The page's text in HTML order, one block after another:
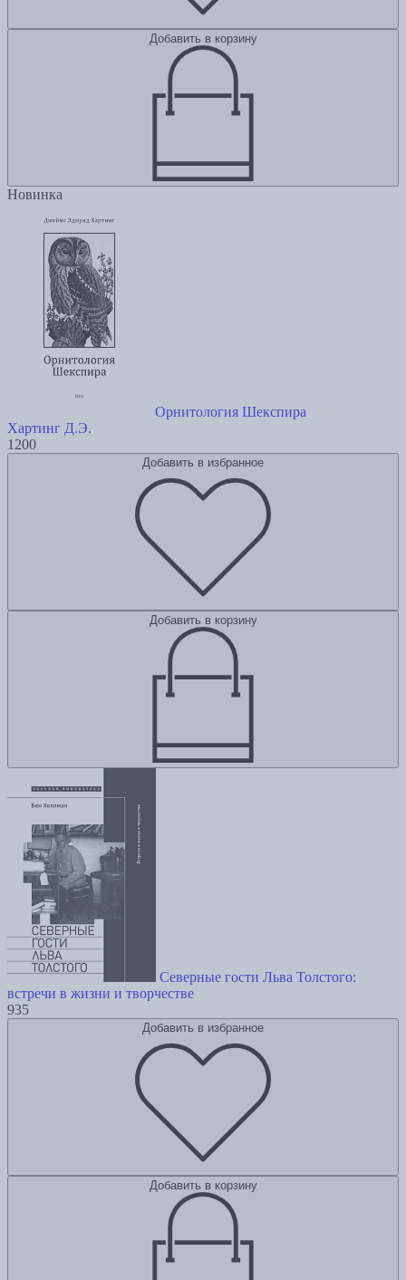
Добавить в корзину
Новинка
Орнитология Шекспира
Хартинг Д.Э.
1200
Добавить в избранное
Добавить в корзину
Северные гости Льва Толстого:
встречи в жизни и творчестве
935
Добавить в избранное
Добавить в корзину